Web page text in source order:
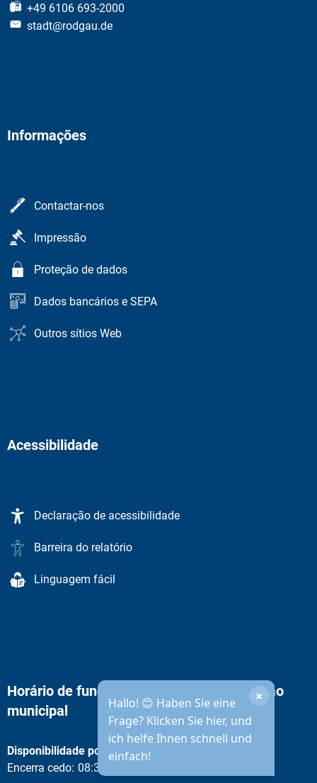
+49 6106 693-2000
stadt@rodgau.de
Informações
Contactar-nos
Impressão
Proteção de dados
Dados bancários e SEPA
Outros sítios Web
Acessibilidade
Declaração de acessibilidade
Barreira do relatório
Linguagem fácil
Horário de funcionamento da administração
municipal
Disponibilidade por telefone
Clique para ocultar outras horas de abertura ou fecho
Encerra cedo: 08:30